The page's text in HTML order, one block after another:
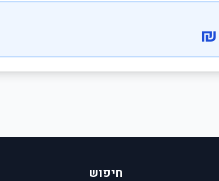
חיפוש